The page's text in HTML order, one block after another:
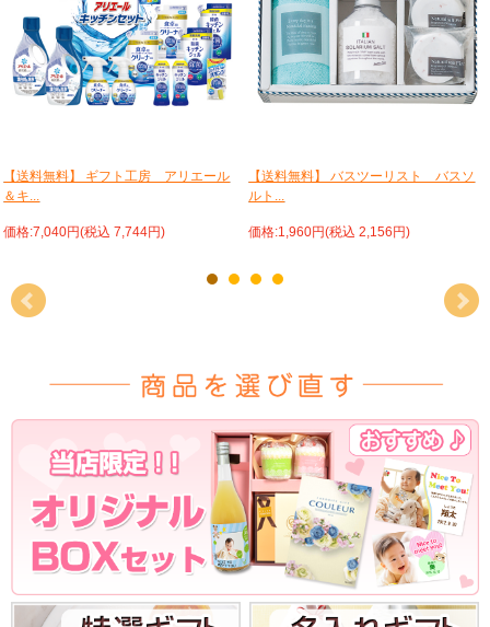
【送料無料】 ギフト工房 アリエール
＆キ...
価格:7,040円(税込 7,744円)
【送料無料】 バスツーリスト バスソ
ルト...
価格:1,960円(税込 2,156円)